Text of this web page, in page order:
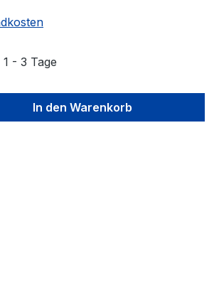
- 3 Tage
den gewünschten Wert
In den Warenkorb